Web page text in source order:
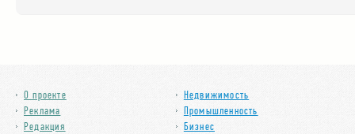
О проекте
Реклама
Редакция
Недвижимость
Промышленность
Бизнес